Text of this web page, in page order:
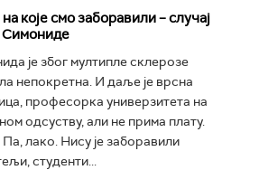
које смо заборавили – случај
Симониде
је због мултипле склерозе
непокретна. И даље је врсна
професорка универзитета на
одсуству, али не прима плату.
лако. Нису је заборавили
студенти...